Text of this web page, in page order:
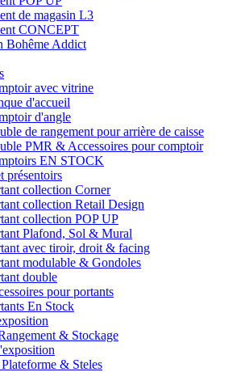
de magasin L3
CONCEPT
Bohême Addict
avec vitrine
d'accueil
d'angle
de rangement pour arrière de caisse
PMR & Accessoires pour comptoir
EN STOCK
présentoirs
collection Corner
collection Retail Design
collection POP UP
Plafond, Sol & Mural
avec tiroir, droit & facing
modulable & Gondoles
double
pour portants
En Stock
& Stockage
& Steles